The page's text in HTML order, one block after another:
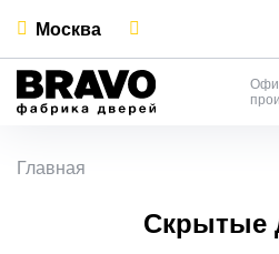
Москва
Главная
Скрытые